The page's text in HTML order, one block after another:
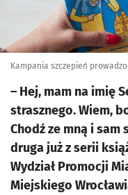
Kampania szczepień
– Hej, mam na imię
strasznego. Wiem,
Chodź ze mną i
druga już z serii
Wydział Promocji
Miejskiego